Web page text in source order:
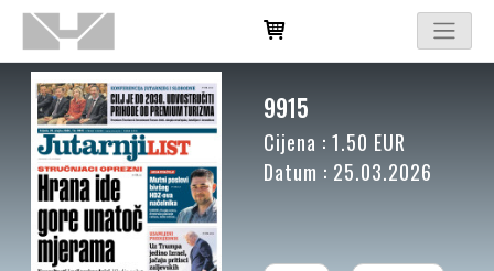
9915
Cijena : 1.50 EUR
Datum : 25.03.2026